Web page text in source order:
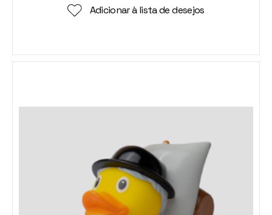
Adicionar à lista de desejos